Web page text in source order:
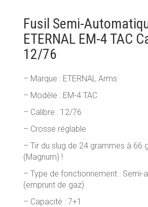
MUNITIONS & RECHARGEMENT
RADIOCOMMUNICATION PROS ET LOISIRS
Fusil Semi-
ETERNAL EM-4 TAC
12/76
– Marque : ETERNAL Arms
– Modèle : EM-4 TAC
– Calibre : 12/76
– Crosse réglable
– Tir du slug de 24 grammes à 66
(Magnum) !
– Type de fonctionnement : Semi-
(emprunt de gaz)
– Capacité : 7+1